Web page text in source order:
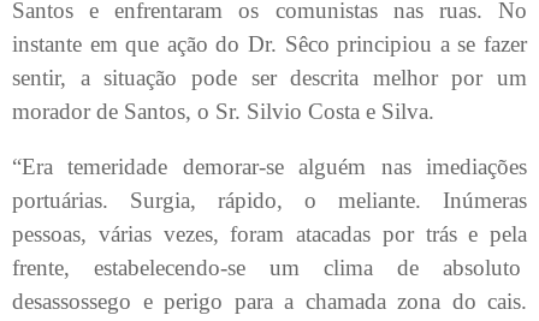
Santos e enfrentaram os comunistas nas ruas. No
instante em que ação do Dr. Sêco principiou a se fazer
sentir, a situação pode ser descrita melhor por um
morador de Santos, o Sr. Silvio Costa e Silva.
“Era temeridade demorar-se alguém nas imediações
portuárias. Surgia, rápido, o meliante. Inúmeras
pessoas, várias vezes, foram atacadas por trás e pela
frente, estabelecendo-se um clima de absoluto
desassossego e perigo para a chamada zona do cais.